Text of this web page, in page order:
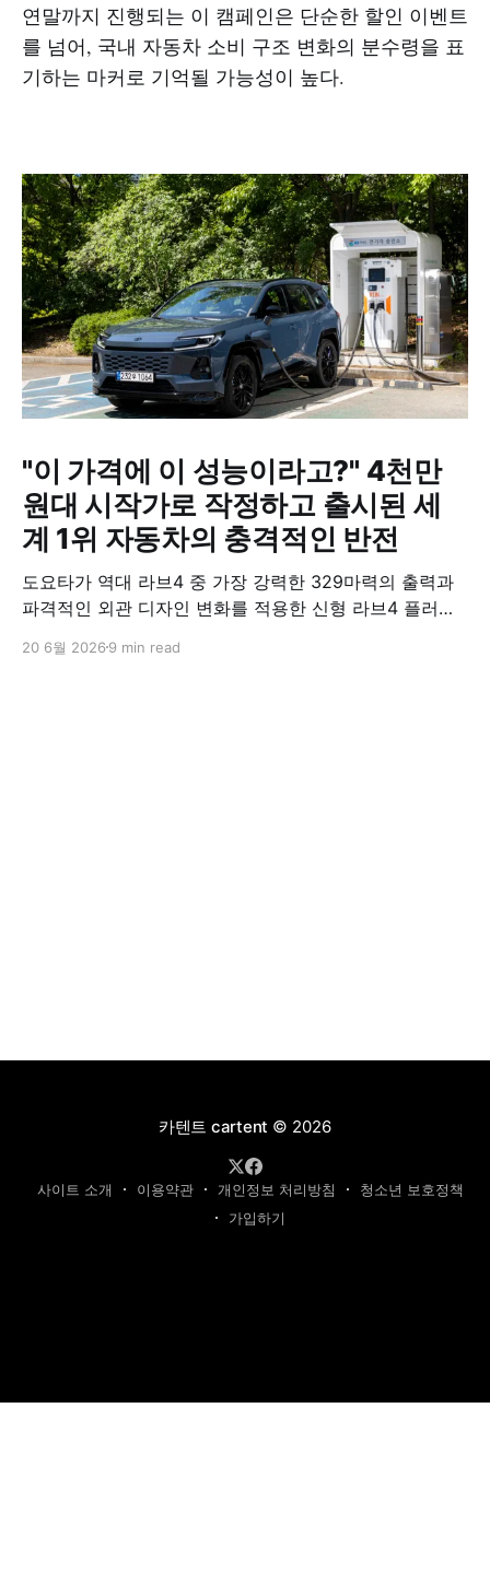
연말까지 진행되는 이 캠페인은 단순한 할인 이벤트
를 넘어, 국내 자동차 소비 구조 변화의 분수령을 표
기하는 마커로 기억될 가능성이 높다.
"이 가격에 이 성능이라고?" 4천만
원대 시작가로 작정하고 출시된 세
계 1위 자동차의 충격적인 반전
도요타가 역대 라브4 중 가장 강력한 329마력의 출력과
파격적인 외관 디자인 변화를 적용한 신형 라브4 플러그
충전이 가능하고 전기 모드로만 70km 이상 주행할 수 있
20 6월 2026 9 min read
카텐트 cartent © 2026
사이트 소개 이용약관 개인정보 처리방침
청소년 보호정책
가입하기